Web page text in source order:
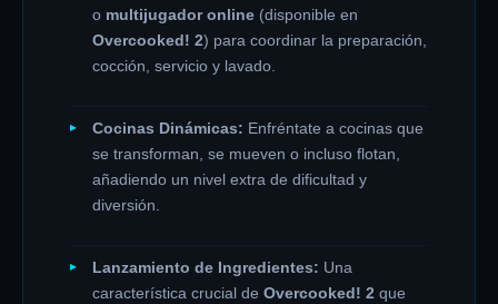
o multijugador online (disponible en
Overcooked! 2) para coordinar la preparación,
cocción, servicio y lavado.
Cocinas Dinámicas: Enfréntate a cocinas que
se transforman, se mueven o incluso flotan,
añadiendo un nivel extra de dificultad y
diversión.
Lanzamiento de Ingredientes: Una
característica crucial de Overcooked! 2 que